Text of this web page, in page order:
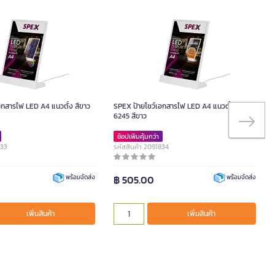
กสารไฟ LED A4 แนวตั้ง สีขาว
พร้อมจัดส่ง
เพิ่มสินค้า
SPEX ป้ายโชว์เอกสารไฟ LED A4 แนวตั้ง รุ่น
6245 สีขาว
ช้อปเพิ่มคุ้มกว่า
รหัสสินค้า 2091834
฿ 505.00 พร้อมจัดส่ง
เพิ่มสินค้า